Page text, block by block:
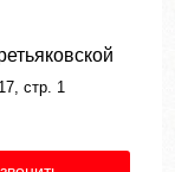
стр. 1